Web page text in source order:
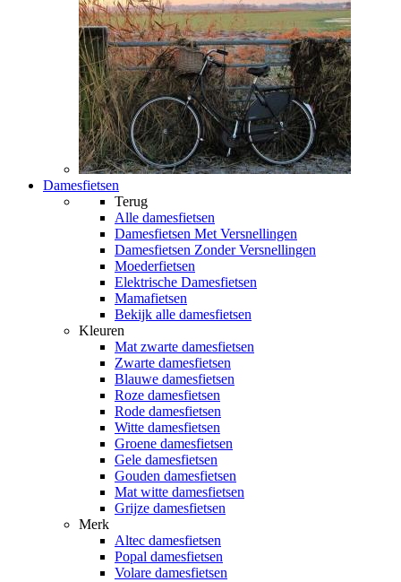
Damesfietsen
Terug
Alle damesfietsen
Damesfietsen Met Versnellingen
Damesfietsen Zonder Versnellingen
Moederfietsen
Elektrische Damesfietsen
Mamafietsen
Bekijk alle damesfietsen
Kleuren
Mat zwarte damesfietsen
Zwarte damesfietsen
Blauwe damesfietsen
Roze damesfietsen
Rode damesfietsen
Witte damesfietsen
Groene damesfietsen
Gele damesfietsen
Gouden damesfietsen
Mat witte damesfietsen
Grijze damesfietsen
Merk
Altec damesfietsen
Popal damesfietsen
Volare damesfietsen